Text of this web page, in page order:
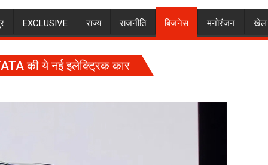
EXCLUSIVE राज्य राजनीति बिजनेस मनोरंजन खेल
की ये नई इलेक्ट्रिक कार